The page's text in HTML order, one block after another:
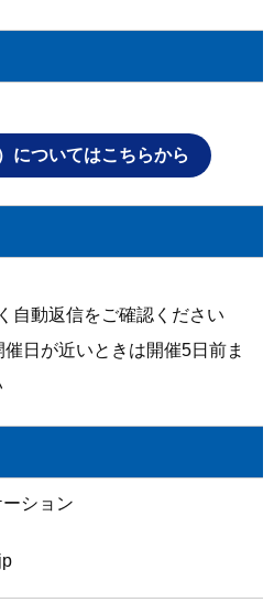
についてはこちらから
自動返信をご確認ください
日が近いときは開催5日前ま
ション